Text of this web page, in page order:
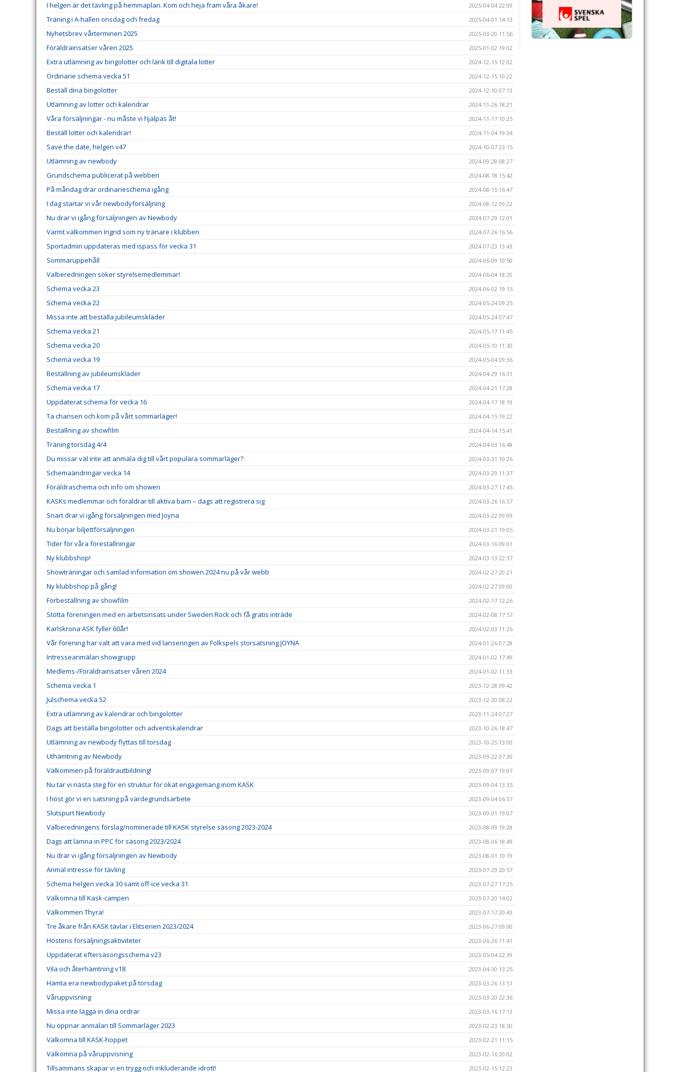
I helgen är det tävling på hemmaplan. Kom och heja fram våra åkare! 2025-04-04 22:09
Träning i A-hallen onsdag och fredag 2025-04-01 14:13
Nyhetsbrev vårterminen 2025 2025-03-20 11:56
Föräldrainsatser våren 2025 2025-01-02 19:02
Extra utlämning av bingolotter och länk till digitala lotter 2024-12-15 12:02
Ordinarie schema vecka 51 2024-12-15 10:22
Beställ dina bingolotter 2024-12-10 07:13
Utlämning av lotter och kalendrar 2024-11-26 18:21
Våra försäljningar - nu måste vi hjälpas åt! 2024-11-17 10:25
Beställ lotter och kalendrar! 2024-11-04 19:34
Save the date, helgen v47 2024-10-07 23:15
Utlämning av newbody 2024-09-28 08:27
Grundschema publicerat på webben 2024-08-18 15:42
På måndag drar ordinarieschema igång 2024-08-15 16:47
I dag startar vi vår newbodyförsäljning 2024-08-12 09:22
Nu drar vi igång försäljningen av Newbody 2024-07-29 12:01
Varmt välkommen Ingrid som ny tränare i klubben 2024-07-26 16:56
Sportadmin uppdateras med ispass för vecka 31 2024-07-23 13:43
Sommaruppehåll 2024-06-09 10:50
Valberedningen söker styrelsemedlemmar! 2024-06-04 18:20
Schema vecka 23 2024-06-02 19:15
Schema vecka 22 2024-05-24 09:25
Missa inte att beställa jubileumskläder 2024-05-24 07:47
Schema vecka 21 2024-05-17 11:45
Schema vecka 20 2024-05-10 11:30
Schema vecka 19 2024-05-04 09:36
Beställning av jubileumskläder 2024-04-29 16:31
Schema vecka 17 2024-04-21 17:28
Uppdaterat schema för vecka 16 2024-04-17 18:19
Ta chansen och kom på vårt sommarläger! 2024-04-15 19:22
Beställning av showfilm 2024-04-14 15:41
Träning torsdag 4/4 2024-04-03 16:48
Du missar väl inte att anmäla dig till vårt populära sommarläger? 2024-03-31 10:26
Schemaändringar vecka 14 2024-03-29 11:37
Föräldraschema och info om showen 2024-03-27 17:45
KASKs medlemmar och föräldrar till aktiva barn – dags att registrera sig 2024-03-26 16:57
Snart drar vi igång försäljningen med Joyna 2024-03-22 09:09
Nu börjar biljettförsäljningen 2024-03-21 19:05
Tider för våra föreställningar 2024-03-16 09:01
Ny klubbshop! 2024-03-13 22:37
Showträningar och samlad information om showen 2024 nu på vår webb 2024-02-27 20:21
Ny klubbshop på gång! 2024-02-27 09:00
Förbeställning av showfilm 2024-02-17 12:26
Stötta föreningen med en arbetsinsats under Sweden Rock och få gratis inträde 2024-02-08 17:57
Karlskrona ASK fyller 60år! 2024-02-03 11:26
Vår förening har valt att vara med vid lanseringen av Folkspels storsatsning JOYNA 2024-01-26 07:28
Intresseanmälan showgrupp 2024-01-02 17:49
Medlems-/Föräldrainsatser våren 2024 2024-01-02 11:33
Schema vecka 1 2023-12-28 09:42
Julschema vecka 52 2023-12-20 08:22
Extra utlämning av kalendrar och bingolotter 2023-11-24 07:27
Dags att beställa bingolotter och adventskalendrar 2023-10-26 18:47
Utlämning av newbody flyttas till torsdag 2023-10-25 13:00
Uthämtning av Newbody 2023-09-22 07:30
Välkommen på föräldrautbildning! 2023-09-07 19:07
Nu tar vi nästa steg för en struktur för ökat engagemang inom KASK 2023-09-04 13:35
I höst gör vi en satsning på värdegrundsarbete 2023-09-04 06:57
Slutspurt Newbody 2023-09-01 19:07
Valberedningens förslag/nominerade till KASK styrelse säsong 2023-2024 2023-08-09 19:28
Dags att lämna in PPC för säsong 2023/2024 2023-08-06 18:49
Nu drar vi igång försäljningen av Newbody 2023-08-01 10:19
Anmäl intresse för tävling 2023-07-29 20:57
Schema helgen vecka 30 samt off-ice vecka 31 2023-07-27 17:25
Välkomna till Kask-campen 2023-07-20 14:02
Välkommen Thyra! 2023-07-17 20:43
Tre åkare från KASK tävlar i Elitserien 2023/2024 2023-06-27 09:00
Höstens försäljningsaktiviteter 2023-06-26 11:41
Uppdaterat eftersäsongsschema v23 2023-05-04 22:39
Vila och återhämtning v18 2023-04-30 13:25
Hämta era newbodypaket på torsdag 2023-03-26 13:51
Våruppvisning 2023-03-20 22:36
Missa inte lägga in dina ordrar 2023-03-16 17:13
Nu öppnar anmälan till Sommarläger 2023 2023-02-23 18:50
Välkomna till KASK-hoppet 2023-02-21 11:15
Välkomna på våruppvisning 2023-02-16 20:02
Tillsammans skapar vi en trygg och inkluderande idrott! 2023-02-15 12:23